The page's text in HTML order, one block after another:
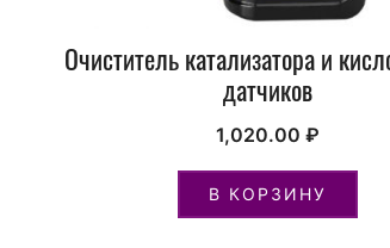
Очиститель катализатора и
датчиков
1,020.00 ₽
В КОРЗИНУ